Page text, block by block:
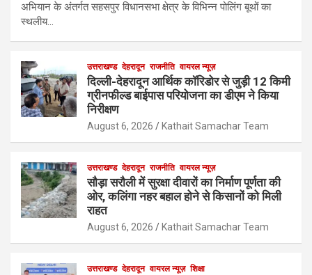
अभियान के अंतर्गत सहसपुर विधानसभा क्षेत्र के विभिन्न पोलिंग बूथों का
स्थलीय…
उत्तराखण्ड देहरादून राजनीति वायरल न्यूज़
दिल्ली-देहरादून आर्थिक कॉरिडोर से जुड़ी 12 किमी
ग्रीनफील्ड बाईपास परियोजना का डीएम ने किया
निरीक्षण
August 6, 2026 Kathait Samachar Team
उत्तराखण्ड देहरादून राजनीति वायरल न्यूज़
सौड़ा सरौली में सुरक्षा दीवारों का निर्माण पूर्णता की
ओर, कलिंगा नहर बहाल होने से किसानों को मिली
राहत
August 6, 2026 Kathait Samachar Team
उत्तराखण्ड देहरादून वायरल न्यूज़ शिक्षा